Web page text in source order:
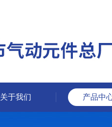
关于我们 产品中